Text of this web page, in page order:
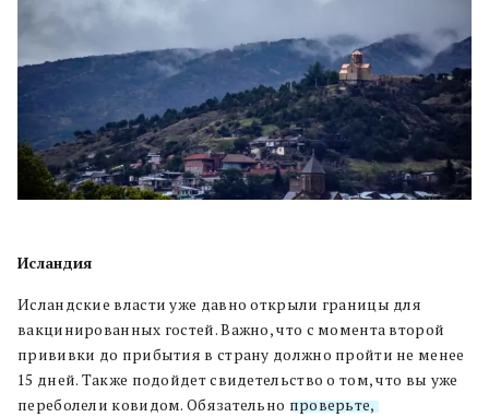
Исландия
Исландские власти уже давно открыли границы для
вакцинированных гостей. Важно, что с момента второй
прививки до прибытия в страну должно пройти не менее
15 дней. Также подойдет свидетельство о том, что вы уже
переболели ковидом. Обязательно проверьте,